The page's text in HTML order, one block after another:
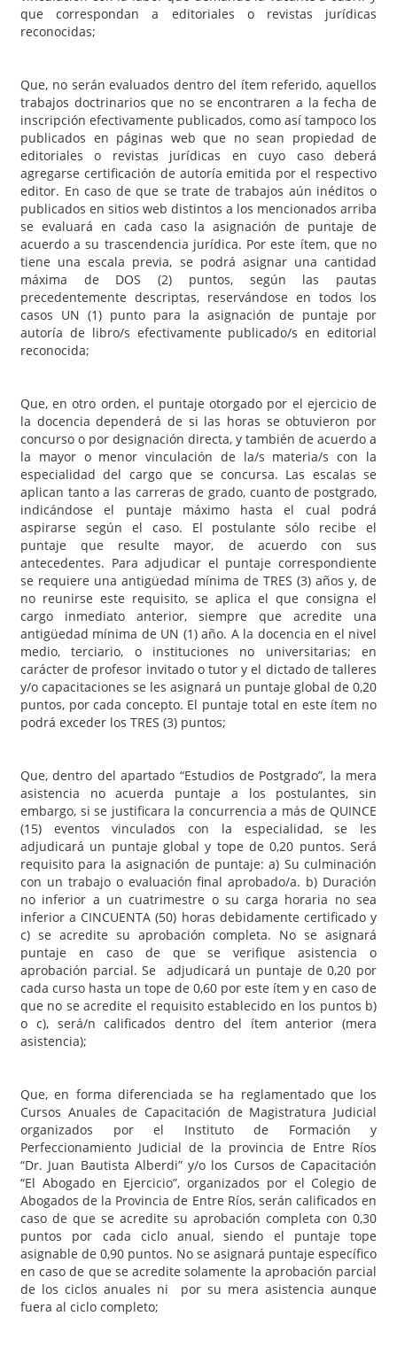
que correspondan a editoriales o revistas jurídicas
reconocidas;
Que, no serán evaluados dentro del ítem referido, aquellos
trabajos doctrinarios que no se encontraren a la fecha de
inscripción efectivamente publicados, como así tampoco los
publicados en páginas web que no sean propiedad de
editoriales o revistas jurídicas en cuyo caso deberá
agregarse certificación de autoría emitida por el respectivo
editor. En caso de que se trate de trabajos aún inéditos o
publicados en sitios web distintos a los mencionados arriba
se evaluará en cada caso la asignación de puntaje de
acuerdo a su trascendencia jurídica. Por este ítem, que no
tiene una escala previa, se podrá asignar una cantidad
máxima de DOS (2) puntos, según las pautas
precedentemente descriptas, reservándose en todos los
casos UN (1) punto para la asignación de puntaje por
autoría de libro/s efectivamente publicado/s en editorial
reconocida;
Que, en otro orden, el puntaje otorgado por el ejercicio de
la docencia dependerá de si las horas se obtuvieron por
concurso o por designación directa, y también de acuerdo a
la mayor o menor vinculación de la/s materia/s con la
especialidad del cargo que se concursa. Las escalas se
aplican tanto a las carreras de grado, cuanto de postgrado,
indicándose el puntaje máximo hasta el cual podrá
aspirarse según el caso. El postulante sólo recibe el
puntaje que resulte mayor, de acuerdo con sus
antecedentes. Para adjudicar el puntaje correspondiente
se requiere una antigüedad mínima de TRES (3) años y, de
no reunirse este requisito, se aplica el que consigna el
cargo inmediato anterior, siempre que acredite una
antigüedad mínima de UN (1) año. A la docencia en el nivel
medio, terciario, o instituciones no universitarias; en
carácter de profesor invitado o tutor y el dictado de talleres
y/o capacitaciones se les asignará un puntaje global de 0,20
puntos, por cada concepto. El puntaje total en este ítem no
podrá exceder los TRES (3) puntos;
Que, dentro del apartado “Estudios de Postgrado”, la mera
asistencia no acuerda puntaje a los postulantes, sin
embargo, si se justificara la concurrencia a más de QUINCE
(15) eventos vinculados con la especialidad, se les
adjudicará un puntaje global y tope de 0,20 puntos. Será
requisito para la asignación de puntaje: a) Su culminación
con un trabajo o evaluación final aprobado/a. b) Duración
no inferior a un cuatrimestre o su carga horaria no sea
inferior a CINCUENTA (50) horas debidamente certificado y
c) se acredite su aprobación completa. No se asignará
puntaje en caso de que se verifique asistencia o
aprobación parcial. Se adjudicará un puntaje de 0,20 por
cada curso hasta un tope de 0,60 por este ítem y en caso de
que no se acredite el requisito establecido en los puntos b)
o c), será/n calificados dentro del ítem anterior (mera
asistencia);
Que, en forma diferenciada se ha reglamentado que los
Cursos Anuales de Capacitación de Magistratura Judicial
organizados por el Instituto de Formación y
Perfeccionamiento Judicial de la provincia de Entre Ríos
“Dr. Juan Bautista Alberdi” y/o los Cursos de Capacitación
“El Abogado en Ejercicio”, organizados por el Colegio de
Abogados de la Provincia de Entre Ríos, serán calificados en
caso de que se acredite su aprobación completa con 0,30
puntos por cada ciclo anual, siendo el puntaje tope
asignable de 0,90 puntos. No se asignará puntaje específico
en caso de que se acredite solamente la aprobación parcial
de los ciclos anuales ni por su mera asistencia aunque
fuera al ciclo completo;